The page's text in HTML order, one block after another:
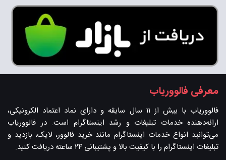
معرفی فالووریاب
فالووریاب با بیش از ۱۱ سال سابقه و دارای نماد اعتماد الکرونیکی،
ارائه‌دهنده خدمات تبلیغات و رشد اینستاگرام است. در فالووریاب
می‌توانید انواع خدمات اینستاگرام مانند خرید فالوور، لایک، بازدید و
تبلیغات اینستاگرام را با کیفیت بالا و پشتیبانی ۲۴ ساعته دریافت کنید.